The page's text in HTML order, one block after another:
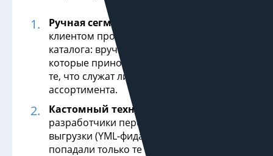
Ручная сегментация.
клиентом прошли по всей структуре
каталога: вручную пометили категории,
которые приносят основную прибыль, и
те, что служат лишь для полноты
ассортимента.
Кастомный технический фид.
разработчики переписали логику
выгрузки (YML-фида). Теперь в рекламу
попадали только те товары, которые